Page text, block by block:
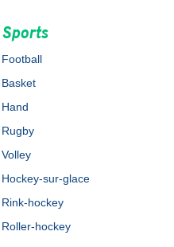
Sports
Football
Basket
Hand
Rugby
Volley
Hockey-sur-glace
Rink-hockey
Roller-hockey